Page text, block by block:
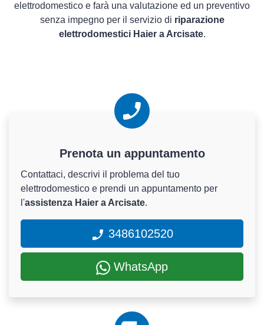
elettrodomestico e farà una valutazione ed un preventivo
senza impegno per il servizio di riparazione
elettrodomestici Haier a Arcisate.
Prenota un appuntamento
Contattaci, descrivi il problema del tuo
elettrodomestico e prendi un appuntamento per
l'assistenza Haier a Arcisate.
3486102520
WhatsApp